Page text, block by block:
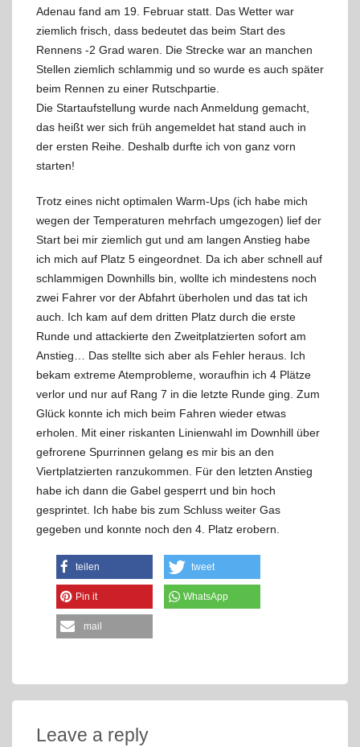
Adenau fand am 19. Februar statt. Das Wetter war
ziemlich frisch, dass bedeutet das beim Start des
Rennens -2 Grad waren. Die Strecke war an manchen
Stellen ziemlich schlammig und so wurde es auch später
beim Rennen zu einer Rutschpartie.
Die Startaufstellung wurde nach Anmeldung gemacht,
das heißt wer sich früh angemeldet hat stand auch in
der ersten Reihe. Deshalb durfte ich von ganz vorn
starten!
Trotz eines nicht optimalen Warm-Ups (ich habe mich
wegen der Temperaturen mehrfach umgezogen) lief der
Start bei mir ziemlich gut und am langen Anstieg habe
ich mich auf Platz 5 eingeordnet. Da ich aber schnell auf
schlammigen Downhills bin, wollte ich mindestens noch
zwei Fahrer vor der Abfahrt überholen und das tat ich
auch. Ich kam auf dem dritten Platz durch die erste
Runde und attackierte den Zweitplatzierten sofort am
Anstieg… Das stellte sich aber als Fehler heraus. Ich
bekam extreme Atemprobleme, woraufhin ich 4 Plätze
verlor und nur auf Rang 7 in die letzte Runde ging. Zum
Glück konnte ich mich beim Fahren wieder etwas
erholen. Mit einer riskanten Linienwahl im Downhill über
gefrorene Spurrinnen gelang es mir bis an den
Viertplatzierten ranzukommen. Für den letzten Anstieg
habe ich dann die Gabel gesperrt und bin hoch
gesprintet. Ich habe bis zum Schluss weiter Gas
gegeben und konnte noch den 4. Platz erobern.
teilen tweet
Pin it WhatsApp
mail
Leave a reply